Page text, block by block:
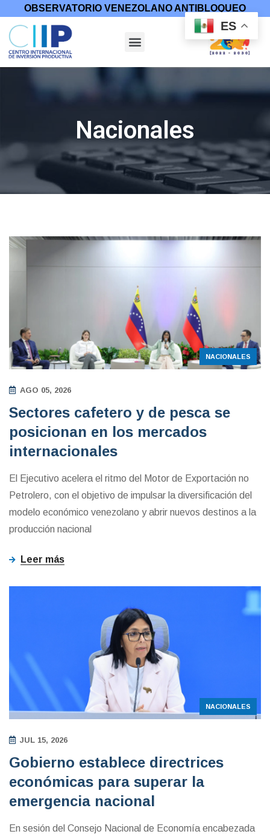
OBSERVATORIO VENEZOLANO ANTIBLOQUEO
Nacionales
NACIONALES
AGO 05, 2026
Sectores cafetero y de pesca se
posicionan en los mercados
internacionales
El Ejecutivo acelera el ritmo del Motor de Exportación no
Petrolero, con el objetivo de impulsar la diversificación del
modelo económico venezolano y abrir nuevos destinos a la
producción nacional
Leer más
NACIONALES
JUL 15, 2026
Gobierno establece directrices
económicas para superar la
emergencia nacional
En sesión del Consejo Nacional de Economía encabezada
ES